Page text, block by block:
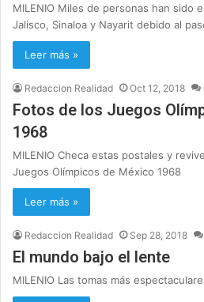
MILENIO Miles de personas han sido
Jalisco, Sinaloa y Nayarit debido al
Leer más »
Redaccion Realidad Oct 12, 2018
Fotos de los Juegos
1968
MILENIO Checa estas postales y
Juegos Olímpicos de México 1968
Leer más »
Redaccion Realidad Sep 28, 2018
El mundo bajo el lente
MILENIO Las tomas más